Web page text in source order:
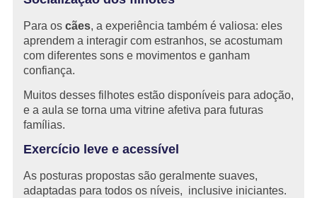
Para os cães, a experiência também é valiosa: eles
aprendem a interagir com estranhos, se acostumam
com diferentes sons e movimentos e ganham
confiança.
Muitos desses filhotes estão disponíveis para adoção,
e a aula se torna uma vitrine afetiva para futuras
famílias.
Exercício leve e acessível
As posturas propostas são geralmente suaves,
adaptadas para todos os níveis, inclusive iniciantes.